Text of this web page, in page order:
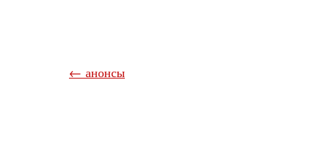
← анонсы